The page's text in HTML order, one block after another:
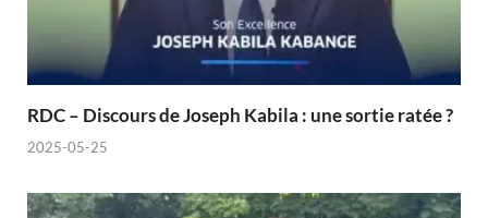
RDC – Discours de Joseph Kabila : une sortie ratée ?
2025-05-25